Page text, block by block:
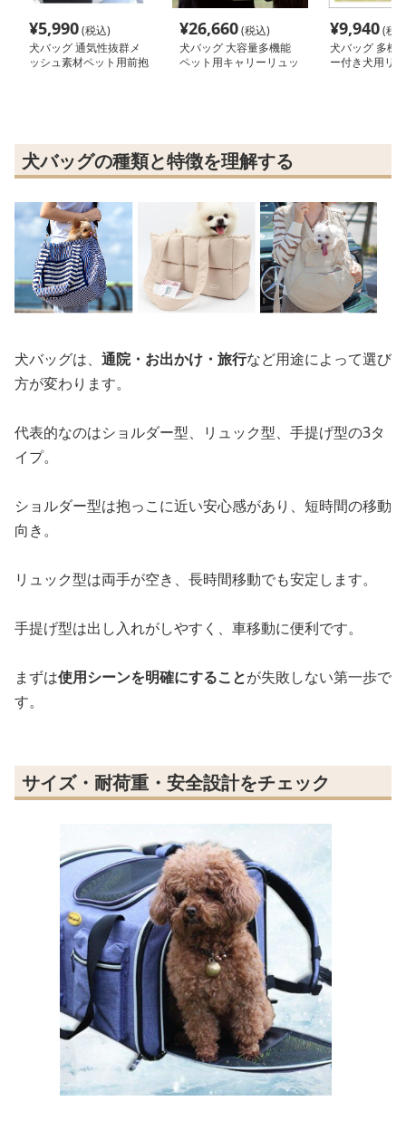
¥5,990(税込)
犬バッグ 通気性抜群メ
ッシュ素材ペット用前抱
¥26,660(税込)
犬バッグ 大容量多機能
ペット用キャリーリュッ
¥9,940(税
犬バッグ 多機
ー付き犬用リ
犬バッグの種類と特徴を理解する
犬バッグは、 通院・お出かけ・旅行など用途によって選び
方が変わります。
代表的なのはショルダー型、リュック型、手提げ型の3タ
イプ。
ショルダー型は抱っこに近い安心感があり、短時間の移動
向き。
リュック型は両手が空き、長時間移動でも安定します。
手提げ型は出し入れがしやすく、車移動に便利です。
まずは使用シーンを明確にすることが失敗しない第一歩で
す。
サイズ・耐荷重・安全設計をチェック